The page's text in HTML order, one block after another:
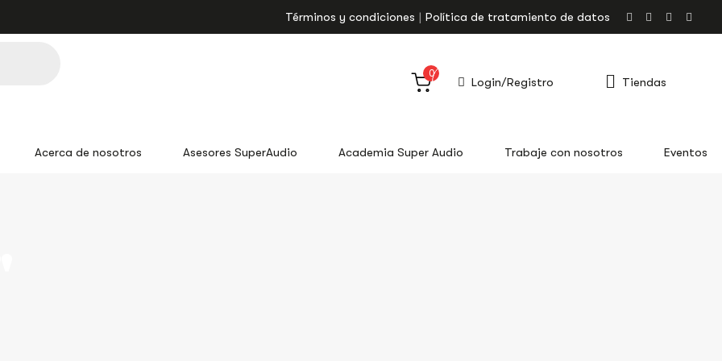
Términos y condiciones
Política de tratamiento de datos
0
Login/Registro Tiendas
Acerca de nosotros Asesores SuperAudio Academia Super Audio Trabaje con nosotros Eventos